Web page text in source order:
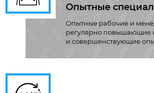
Опытные
Опытные рабочие и
регулярно повышающие
и совершенствующие